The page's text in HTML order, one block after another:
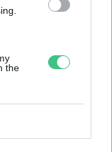
the
eszel?